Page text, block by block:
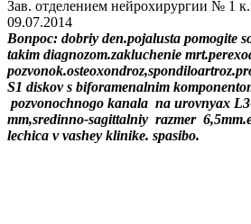
Зав. отделением нейрохирургии № 1
09.07.2014
Вопрос: dobriy den.pojalusta pomogite
takim diagnozom.zakluchenie
S1 diskov s biforamenalnim
pozvonochnogo kanala na urovnyax
mm,sredinno-sagittalniy razmer
lechica v vashey klinike. spasibo.